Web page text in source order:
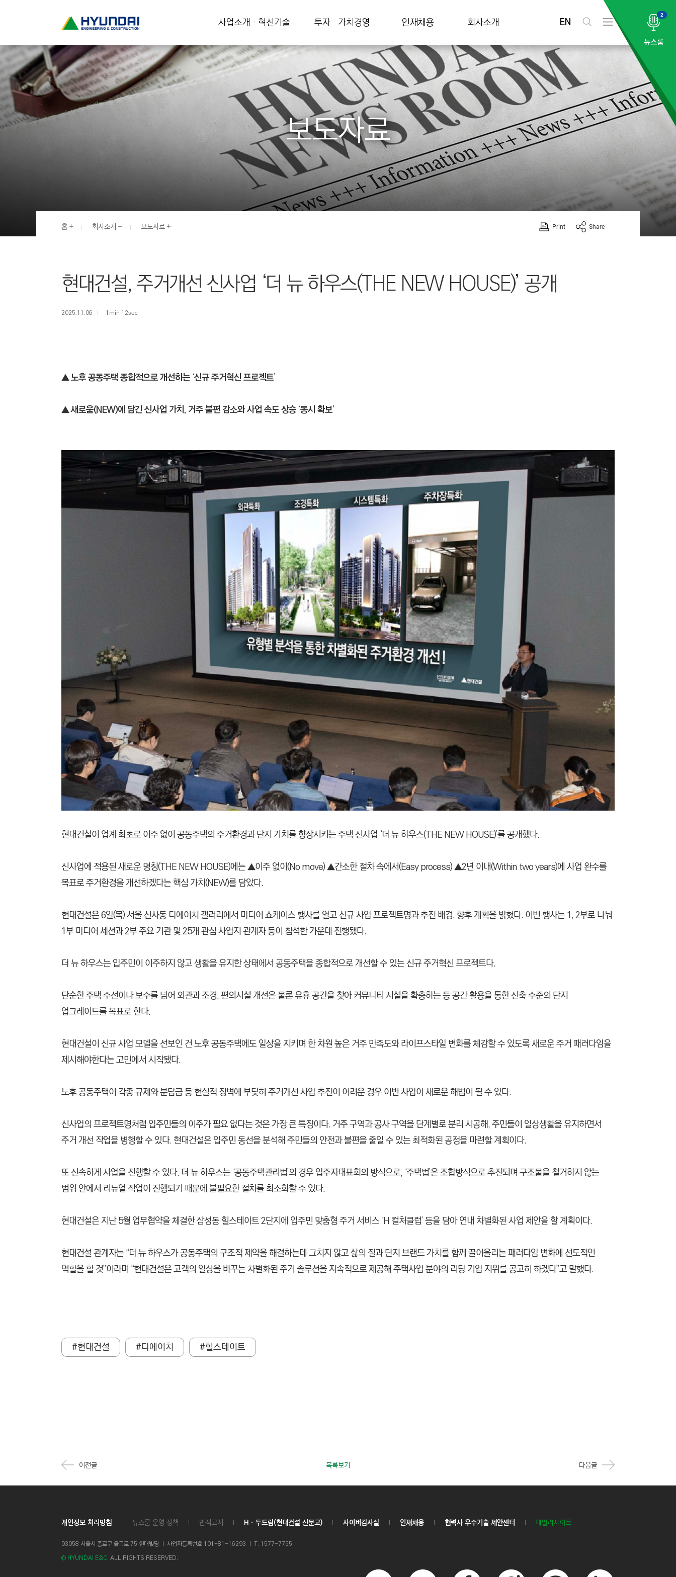
현
건
설
(
H
U
N
G
E
R
I
O
T
C
T
I
N
사업소개 · 혁신기술 투자 · 가치경영 인재채용 회사소개 EN
검
전
메
2
뉴스룸
보도자료
홈 회사소개 보도자료 Print Share
현대건설, 주거개선 신사업 ‘더 뉴 하우스(THE NEW HOUSE)’ 공개
2025.11.06 1min 12sec
▲ 노후 공동주택 종합적으로 개선하는 ‘신규 주거혁신 프로젝트’
▲ 새로움(NEW)에 담긴 신사업 가치, 거주 불편 감소와 사업 속도 상승 ‘동시 확보’
현대건설이 업계 최초로 이주 없이 공동주택의 주거환경과 단지 가치를 향상시키는 주택 신사업 ‘더 뉴 하우스(THE NEW HOUSE)’를 공개했다.
신사업에 적용된 새로운 명칭(THE NEW HOUSE)에는 ▲이주 없이(No move) ▲간소한 절차 속에서(Easy process) ▲2년 이내(Within two years)에 사업 완수를
목표로 주거환경을 개선하겠다는 핵심 가치(NEW)를 담았다.
현대건설은 6일(목) 서울 신사동 디에이치 갤러리에서 미디어 쇼케이스 행사를 열고 신규 사업 프로젝트명과 추진 배경, 향후 계획을 밝혔다. 이번 행사는 1, 2부로 나눠
1부 미디어 세션과 2부 주요 기관 및 25개 관심 사업지 관계자 등이 참석한 가운데 진행됐다.
더 뉴 하우스는 입주민이 이주하지 않고 생활을 유지한 상태에서 공동주택을 종합적으로 개선할 수 있는 신규 주거혁신 프로젝트다.
단순한 주택 수선이나 보수를 넘어 외관과 조경, 편의시설 개선은 물론 유휴 공간을 찾아 커뮤니티 시설을 확충하는 등 공간 활용을 통한 신축 수준의 단지
업그레이드를 목표로 한다.
현대건설이 신규 사업 모델을 선보인 건 노후 공동주택에도 일상을 지키며 한 차원 높은 거주 만족도와 라이프스타일 변화를 체감할 수 있도록 새로운 주거 패러다임을
제시해야한다는 고민에서 시작됐다.
노후 공동주택이 각종 규제와 분담금 등 현실적 장벽에 부딪혀 주거개선 사업 추진이 어려운 경우 이번 사업이 새로운 해법이 될 수 있다.
신사업의 프로젝트명처럼 입주민들의 이주가 필요 없다는 것은 가장 큰 특징이다. 거주 구역과 공사 구역을 단계별로 분리 시공해, 주민들이 일상생활을 유지하면서
주거 개선 작업을 병행할 수 있다. 현대건설은 입주민 동선을 분석해 주민들의 안전과 불편을 줄일 수 있는 최적화된 공정을 마련할 계획이다.
또 신속하게 사업을 진행할 수 있다. 더 뉴 하우스는 ‘공동주택관리법’의 경우 입주자대표회의 방식으로, ‘주택법’은 조합방식으로 추진되며 구조물을 철거하지 않는
범위 안에서 리뉴얼 작업이 진행되기 때문에 불필요한 절차를 최소화할 수 있다.
현대건설은 지난 5월 업무협약을 체결한 삼성동 힐스테이트 2단지에 입주민 맞춤형 주거 서비스 ‘H 컬처클럽’ 등을 담아 연내 차별화된 사업 제안을 할 계획이다.
현대건설 관계자는 “더 뉴 하우스가 공동주택의 구조적 제약을 해결하는데 그치지 않고 삶의 질과 단지 브랜드 가치를 함께 끌어올리는 패러다임 변화에 선도적인
역할을 할 것”이라며 “현대건설은 고객의 일상을 바꾸는 차별화된 주거 솔루션을 지속적으로 제공해 주택사업 분야의 리딩 기업 지위를 공고히 하겠다”고 말했다.
#현대건설 #디에이치 #힐스테이트
이전글 목록보기 다음글
개인정보 처리방침 뉴스룸 운영 정책 법적고지 Hㆍ두드림(현대건설 신문고) 사이버감사실 인재채용 협력사 우수기술 제안센터 패밀리사이트
03058 서울시 종로구 율곡로 75 현대빌딩 ㅣ 사업자등록번호 101-81-16293 ㅣ T. 1577-7755
© HYUNDAI E&C. ALL RIGHTS RESERVED.